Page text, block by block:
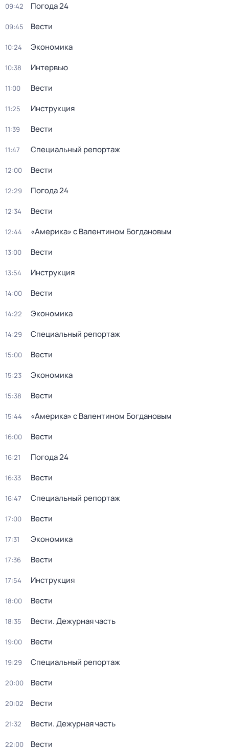
09:42 Погода 24
09:45 Вести
10:24 Экономика
10:38 Интервью
11:00 Вести
11:25 Инструкция
11:39 Вести
11:47 Специальный репортаж
12:00 Вести
12:29 Погода 24
12:34 Вести
12:44 «Америка» с Валентином Богдановым
13:00 Вести
13:54 Инструкция
14:00 Вести
14:22 Экономика
14:29 Специальный репортаж
15:00 Вести
15:23 Экономика
15:38 Вести
15:44 «Америка» с Валентином Богдановым
16:00 Вести
16:21 Погода 24
16:33 Вести
16:47 Специальный репортаж
17:00 Вести
17:31 Экономика
17:36 Вести
17:54 Инструкция
18:00 Вести
18:35 Вести. Дежурная часть
19:00 Вести
19:29 Специальный репортаж
20:00 Вести
20:02 Вести
21:32 Вести. Дежурная часть
22:00 Вести